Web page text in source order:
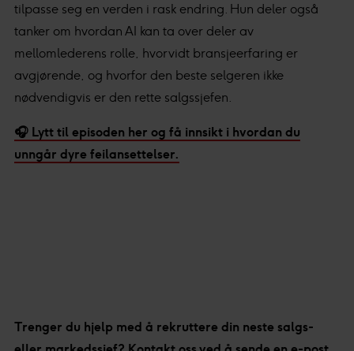
tilpasse seg en verden i rask endring. Hun deler også
tanker om hvordan AI kan ta over deler av
mellomlederens rolle, hvorvidt bransjeerfaring er
avgjørende, og hvorfor den beste selgeren ikke
nødvendigvis er den rette salgssjefen.
🎧 Lytt til episoden her og få innsikt i hvordan du
unngår dyre feilansettelser.
Trenger du hjelp med å rekruttere din neste salgs-